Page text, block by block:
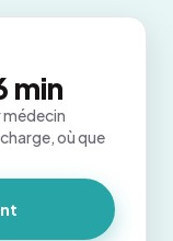
min
médecin
où que